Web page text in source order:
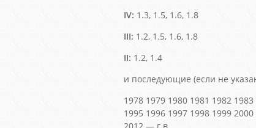
IV: 1.3, 1.5, 1.6, 1.8
III: 1.2, 1.5, 1.6, 1.8
II: 1.2, 1.4
и последующие (если не
1978 1979 1980 1981 1982
1995 1996 1997 1998 1999